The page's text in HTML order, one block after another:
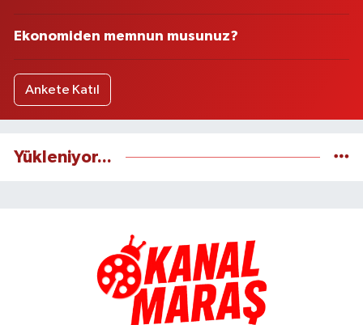
Ekonomiden memnun musunuz?
Ankete Katıl
Yükleniyor...